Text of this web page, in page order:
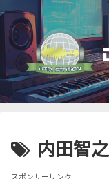
内田智之
スポンサーリンク